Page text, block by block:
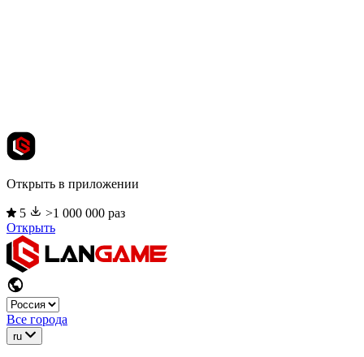
Открыть в приложении
5
>1 000 000 раз
Открыть
Все города
ru